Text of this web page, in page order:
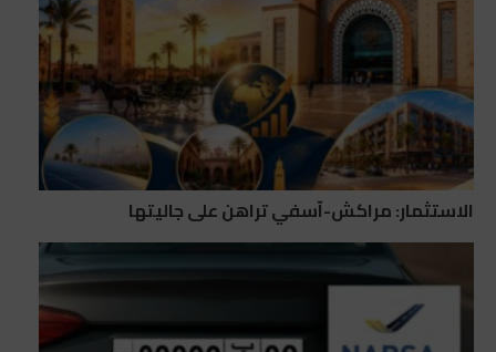
الاستثمار: مراكش-آسفي تراهن على جاليتها